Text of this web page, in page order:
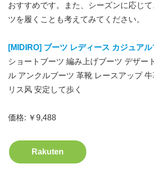
おすすめです。また、シーズンに応じ
ツを履くことも考えてみてください。
[MIDIRO] ブーツ レディース カジュアル
ショートブーツ 編み上げブーツ デザー
ル アンクルブーツ 革靴 レースアップ
リス风 安定して歩く
価格: ￥9,488
Rakuten